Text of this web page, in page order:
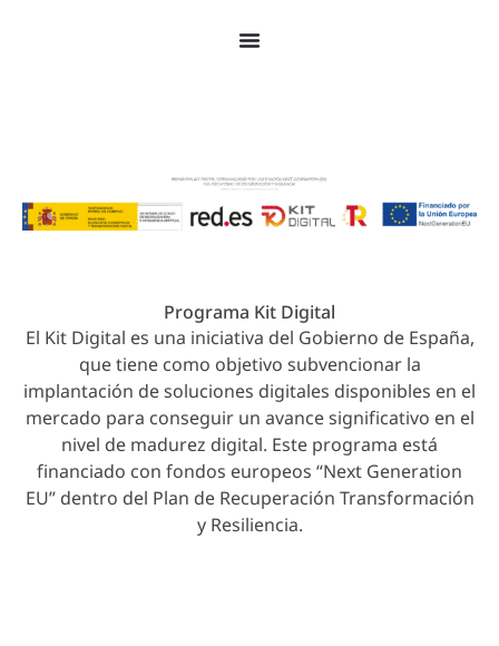
Programa Kit Digital
El Kit Digital es una iniciativa del Gobierno de España,
que tiene como objetivo subvencionar la
implantación de soluciones digitales disponibles en el
mercado para conseguir un avance significativo en el
nivel de madurez digital. Este programa está
financiado con fondos europeos “Next Generation
EU” dentro del Plan de Recuperación Transformación
y Resiliencia.